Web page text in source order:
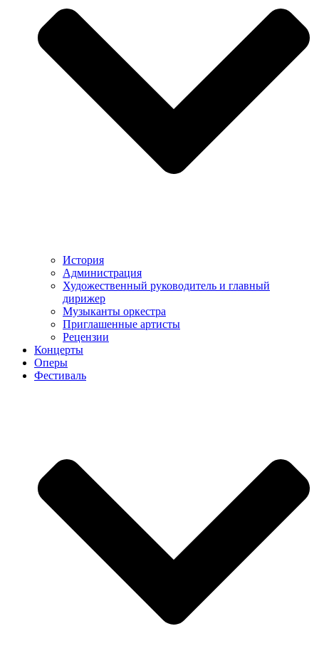
История
Администрация
Художественный руководитель и главный
дирижер
Музыканты оркестра
Приглашенные артисты
Рецензии
Концерты
Оперы
Фестиваль